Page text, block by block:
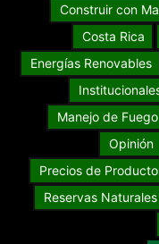
Construir con
Costa Rica
Energías Renovables
Manejo de Fuego
Opinión
Precios de
Reservas